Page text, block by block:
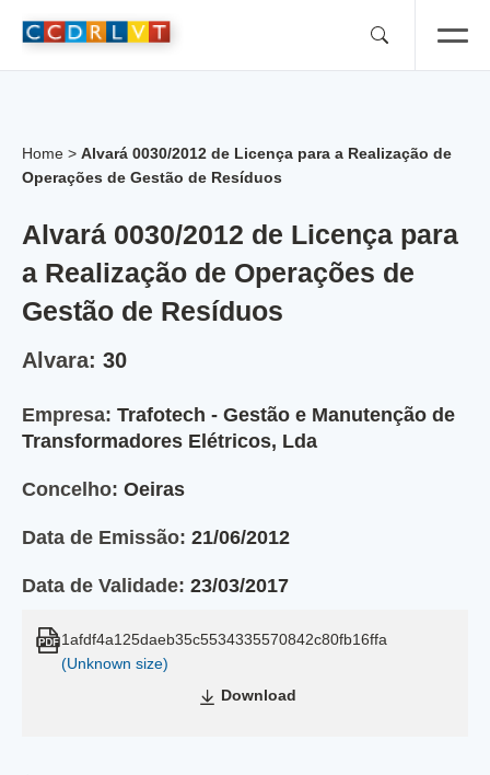
Home > Alvará 0030/2012 de Licença para a Realização de
Operações de Gestão de Resíduos
Alvará 0030/2012 de Licença para
a Realização de Operações de
Gestão de Resíduos
Alvara: 30
Empresa: Trafotech - Gestão e Manutenção de
Transformadores Elétricos, Lda
Concelho: Oeiras
Data de Emissão: 21/06/2012
Data de Validade: 23/03/2017
1afdf4a125daeb35c5534335570842c80fb16ffa
(Unknown size)
Download